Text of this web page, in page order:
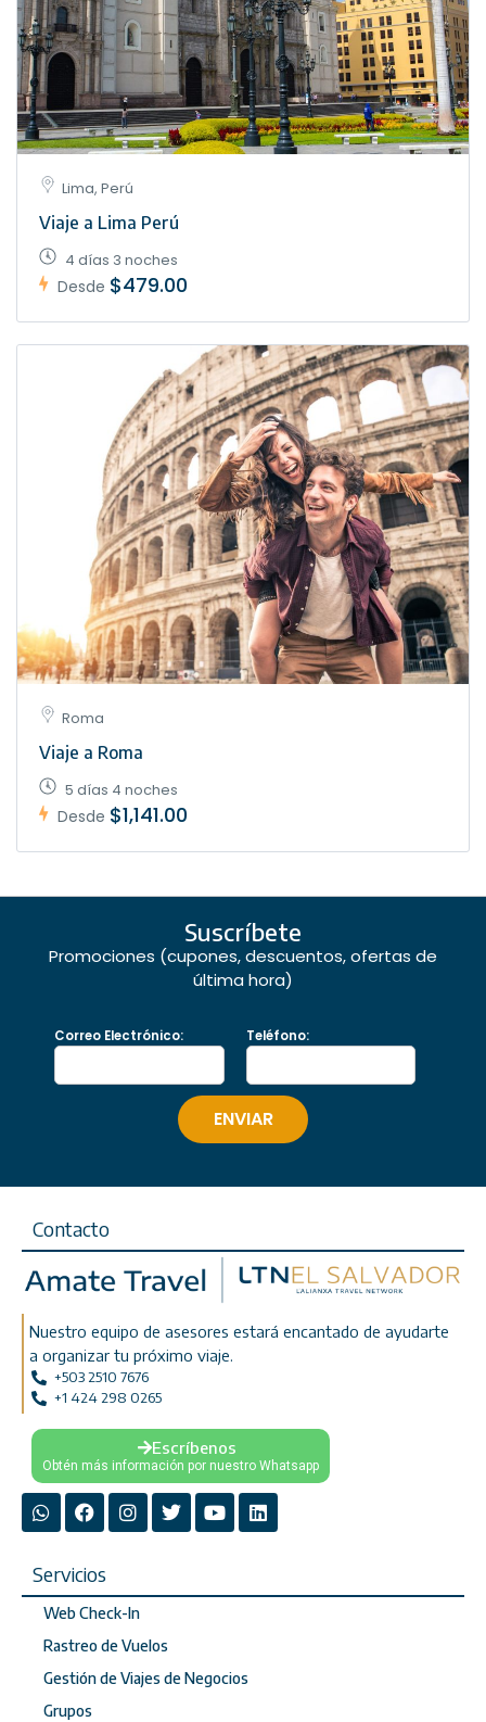
Lima, Perú
Viaje a Lima Perú
4 días 3 noches
Desde $479.00
Roma
Viaje a Roma
5 días 4 noches
Desde $1,141.00
Suscríbete
Promociones (cupones, descuentos, ofertas de
última hora)
Correo Electrónico: Teléfono:
Contacto
Nuestro equipo de asesores estará encantado de ayudarte
a organizar tu próximo viaje.
+503 2510 7676
+1 424 298 0265
Escríbenos
Obtén más información por nuestro Whatsapp
Servicios
Web Check-In
Rastreo de Vuelos
Gestión de Viajes de Negocios
Grupos